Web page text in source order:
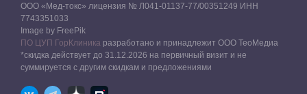
ООО «Мед-токс» лицензия № Л041-01137-77/00351249 ИНН
7743351033
Image by FreePik
ПО ЦУП ГорКлиника разработано и принадлежит ООО ТеоМедиа
*скидка действует до 31.12.2026 на первичный визит и не
суммируется с другим скидкам и предложениями